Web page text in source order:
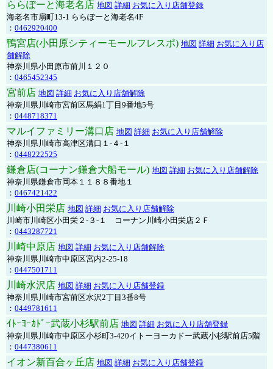
ららぽーと海老名店 地図 詳細 お気に入り店舗登録
海老名市扇町13-1 ららぽーと海老名4F
： 0462920400
鴨宮店(小田原シティーモールフレスポ) 地図 詳細 お気に入り店
舗解除
神奈川県小田原市前川１２０
： 0465452345
宮前店 地図 詳細 お気に入り店舗解除
神奈川県川崎市宮前区馬絹1丁目9番地5号
： 0448718371
マルイファミリー溝口店 地図 詳細 お気に入り店舗解除
神奈川県川崎市高津区溝口１-４-１
： 0448222525
鎌倉店(コーナン鎌倉大船モール) 地図 詳細 お気に入り店舗解除
神奈川県鎌倉市岡本１１８８番地１
： 0467421422
川崎小田栄店 地図 詳細 お気に入り店舗解除
川崎市川崎区小田栄２‐３‐１ コーナン川崎小田栄店２Ｆ
： 0443287721
川崎中原店 地図 詳細 お気に入り店舗解除
神奈川県川崎市中原区宮内2-25-18
： 0447501711
川崎水沢店 地図 詳細 お気に入り店舗登録
神奈川県川崎市宮前区水沢2丁目3番8号
： 0449781611
ｲﾄｰﾖｰｶﾄﾞｰ武蔵小杉駅前店 地図 詳細 お気に入り店舗登録
神奈川県川崎市中原区小杉町3-420イトーヨーカドー武蔵小杉駅前店5階
： 0447380611
イオン新百合ヶ丘店 地図 詳細 お気に入り店舗登録